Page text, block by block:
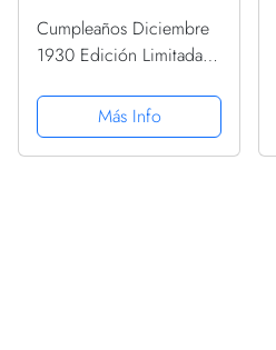
Cumpleaños Diciembre
1930 Edición Limitada
PopSockets PopGrip
Intercambiable
Más Info